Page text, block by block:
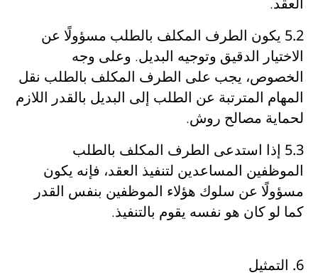
5.2 يكون الطرف المكلف بالطلب مسؤولًا عن
الاختيار الدقيق وتوجيه البديل. وعلى وجه
الخصوص، يجب على الطرف المكلف بالطلب نقل
المهام المترتبة عن الطلب إلى البديل بالقدر اللازم
لحماية مصالح روش.
5.3 إذا استدعى الطرف المكلف بالطلب
الموظفين المساعدين لتنفيذ العقد، فإنه يكون
مسؤولًا عن سلوك هؤلاء الموظفين بنفس القدر
كما لو كان هو نفسه يقوم بالتنفيذ.
6. التمثيل